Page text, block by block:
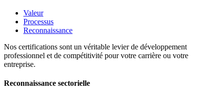
Valeur
Processus
Reconnaissance
Nos certifications sont un véritable levier de développement
professionnel et de compétitivité pour votre carrière ou votre
entreprise.
Reconnaissance sectorielle